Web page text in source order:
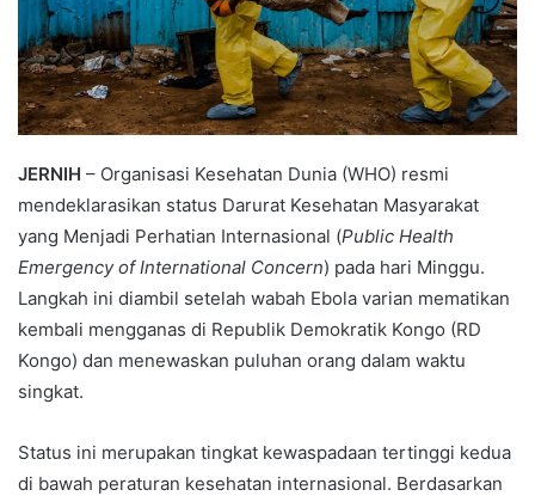
JERNIH – Organisasi Kesehatan Dunia (WHO) resmi
mendeklarasikan status Darurat Kesehatan Masyarakat
yang Menjadi Perhatian Internasional (Public Health
Emergency of International Concern) pada hari Minggu.
Langkah ini diambil setelah wabah Ebola varian mematikan
kembali mengganas di Republik Demokratik Kongo (RD
Kongo) dan menewaskan puluhan orang dalam waktu
singkat.
Status ini merupakan tingkat kewaspadaan tertinggi kedua
di bawah peraturan kesehatan internasional. Berdasarkan